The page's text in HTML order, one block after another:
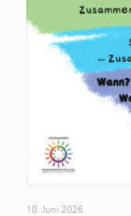
10. Juni 2026